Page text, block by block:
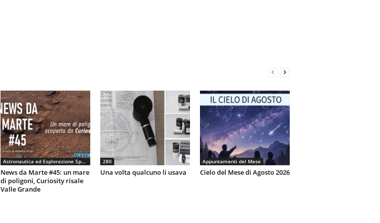
Astronautica ed Esplorazione Spaziale
News da Marte #45: un mare
di poligoni, Curiosity risale
Valle Grande
280
Una volta qualcuno li usava
Appuntamenti del Mese
Cielo del Mese di Agosto 2026